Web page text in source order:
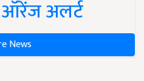
ऑरेंज अलर्ट
News